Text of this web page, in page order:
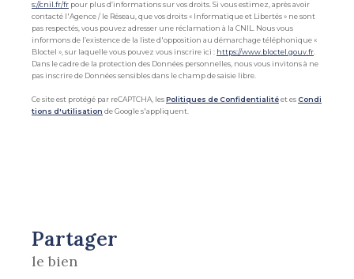
s://cnil.fr/fr pour plus d’informations sur vos droits. Si vous estimez, après avoir
contacté l'Agence / le Réseau, que vos droits « Informatique et Libertés » ne sont
pas respectés, vous pouvez adresser une réclamation à la CNIL. Nous vous
informons de l’existence de la liste d'opposition au démarchage téléphonique «
Bloctel », sur laquelle vous pouvez vous inscrire ici : https://www.bloctel.gouv.fr
Dans le cadre de la protection des Données personnelles, nous vous invitons à ne
pas inscrire de Données sensibles dans le champ de saisie libre.
Ce site est protégé par reCAPTCHA, lesPolitiques de Confidentialitéet es Condi
tions d'utilisation de Google s'appliquent.
partager
le bien